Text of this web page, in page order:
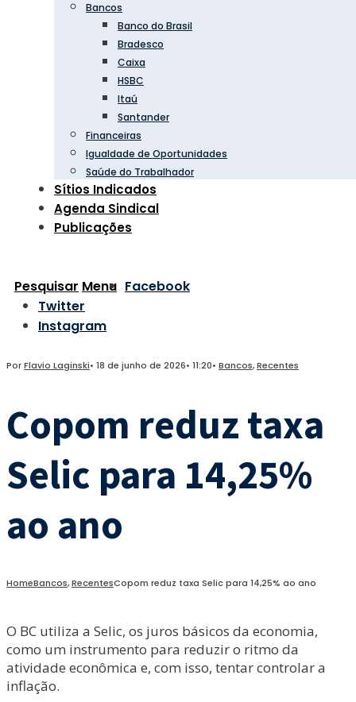
Bancos
Banco do Brasil
Bradesco
Caixa
HSBC
Itaú
Santander
Financeiras
Igualdade de Oportunidades
Saúde do Trabalhador
Sítios Indicados
Agenda Sindical
Publicações
Pesquisar Menu Facebook
Twitter
Instagram
PorFlavio Laginski• 18 de junho de 2026• 11:20• Bancos,Recentes
Copom reduz taxa
Selic para 14,25%
ao ano
HomeBancos,RecentesCopom reduz taxa Selic para 14,25% ao ano
O BC utiliza a Selic, os juros básicos da economia,
como um instrumento para reduzir o ritmo da
atividade econômica e, com isso, tentar controlar a
inflação.